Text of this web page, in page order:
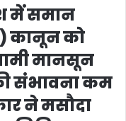
में समान
कानून को
मानसून
संभावना कम
ने मसौदा